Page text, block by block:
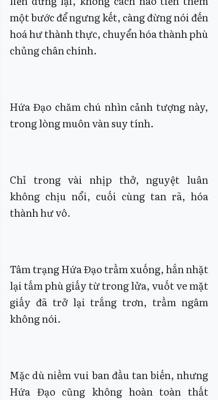
một bước để ngưng kết, càng đừng nói đến
hoá hư thành thực, chuyển hóa thành phù
chủng chân chính.
Hứa Đạo chăm chú nhìn cảnh tượng này,
trong lòng muôn vàn suy tính.
Chỉ trong vài nhịp thở, nguyệt luân
không chịu nổi, cuối cùng tan rã, hóa
thành hư vô.
Tâm trạng Hứa Đạo trầm xuống, hắn nhặt
lại tấm phù giấy từ trong lửa, vuốt ve mặt
giấy đã trở lại trắng trơn, trầm ngâm
không nói.
Mặc dù niềm vui ban đầu tan biến, nhưng
Hứa Đạo cũng không hoàn toàn thất